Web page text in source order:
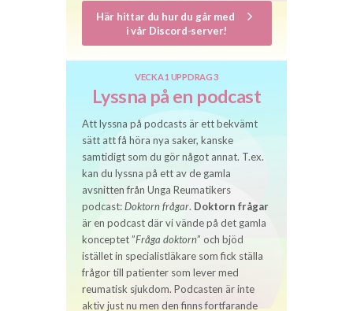
Här hittar du hur du går med
i vår Discord-server!
VECKA 1 UPPDRAG 3
Lyssna på en podcast
Att lyssna på podcasts är ett bekvämt
sätt att få höra nya saker, kanske
samtidigt som du gör något annat. T.ex.
kan du lyssna på ett av de gamla
avsnitten från Unga Reumatikers
podcast:Doktorn frågar. Doktorn frågar
är en podcast där vi vände på det gamla
konceptet ”Fråga doktorn” och bjöd
istället in specialistläkare som fick ställa
frågor till patienter som lever med
reumatisk sjukdom. Podcasten är inte
aktiv just nu men den finns fortfarande